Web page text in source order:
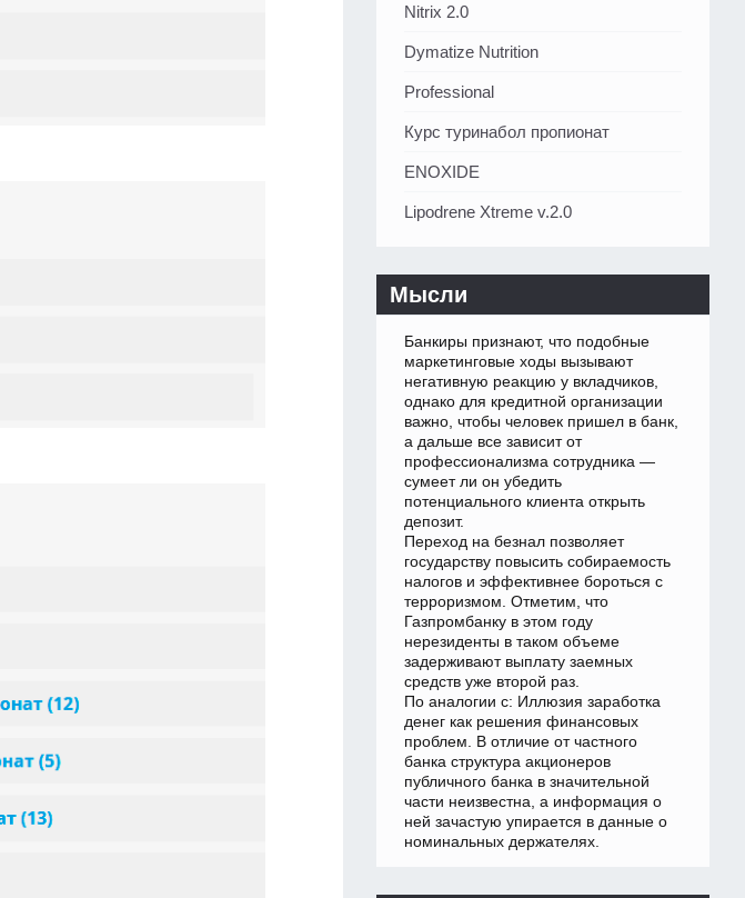
Nitrix 2.0
Dymatize Nutrition
Professional
Курс туринабол пропионат
ENOXIDE
Lipodrene Xtreme v.2.0
Мысли
Банкиры признают, что подобные
маркетинговые ходы вызывают
негативную реакцию у вкладчиков,
однако для кредитной организации
важно, чтобы человек пришел в банк,
а дальше все зависит от
профессионализма сотрудника —
сумеет ли он убедить
потенциального клиента открыть
депозит.
Переход на безнал позволяет
государству повысить собираемость
налогов и эффективнее бороться с
терроризмом. Отметим, что
Газпромбанку в этом году
нерезиденты в таком объеме
задерживают выплату заемных
средств уже второй раз.
По аналогии с: Иллюзия заработка
денег как решения финансовых
проблем. В отличие от частного
банка структура акционеров
публичного банка в значительной
части неизвестна, а информация о
ней зачастую упирается в данные о
номинальных держателях.